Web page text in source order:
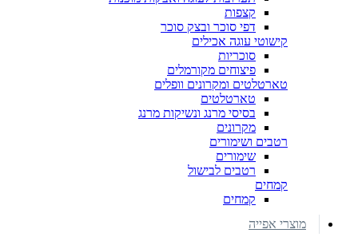
קצפות
דפי סוכר ובצק סוכר
קישוטי עוגה אכילים
סוכריות
פיצוחים מקורמלים
טארטלטים ומקרונים וופלים
טארטלטים
בסיסי מרנג ונשיקות מרנג
מקרונים
רטבים ושימורים
שימורים
רטבים לבישול
קמחים
קמחים
מוצרי אפייה